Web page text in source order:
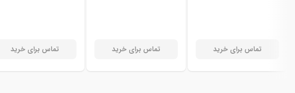
تماس برای خرید تماس برای خرید تماس برای خرید